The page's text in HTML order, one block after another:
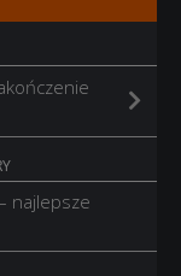
najlepsze